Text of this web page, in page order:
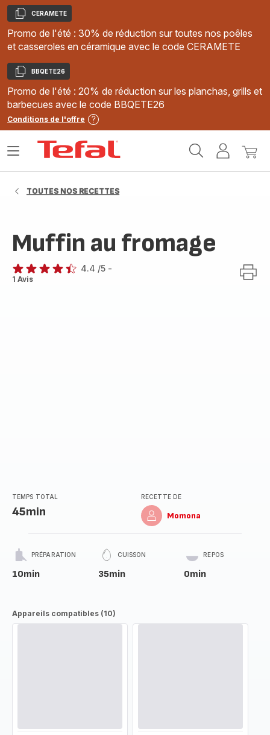
Copier
CERAMETE
Promo de l'été : 30% de réduction sur toutes nos poêles
et casseroles en céramique avec le code CERAMETE
Copier
BBQETE26
Promo de l'été : 20% de réduction sur les planchas, grills et
barbecues avec le code BBQETE26
Conditions de l'offre
MonMon
Ouvrir
TOUTES NOS RECETTES
Muffin au fromage
ratings.4.4
4.4 /5 -
1 Avis
TEMPS TOTAL
45min
RECETTE DE
Momona
PRÉPARATION
10min
CUISSON
35min
REPOS
0min
Appareils compatibles (10)